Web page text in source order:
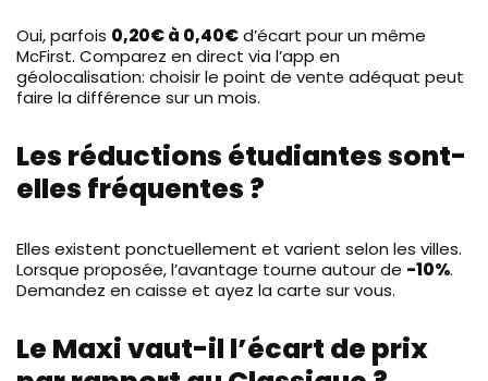
Oui, parfois 0,20€ à 0,40€d’écart pour un même
McFirst. Comparez en direct via l’app en
géolocalisation: choisir le point de vente adéquat peut
faire la différence sur un mois.
Les réductions étudiantes sont-
elles fréquentes ?
Elles existent ponctuellement et varient selon les villes.
Lorsque proposée, l’avantage tourne autour de -10%.
Demandez en caisse et ayez la carte sur vous.
Le Maxi vaut-il l’écart de prix